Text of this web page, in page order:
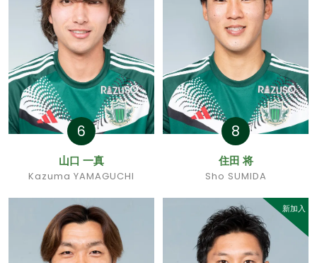
6
山口 一真
Kazuma YAMAGUCHI
8
住田 将
Sho SUMIDA
新加入